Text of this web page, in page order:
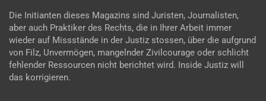
Die Initianten dieses Magazins sind Juristen, Journalisten,
aber auch Praktiker des Rechts, die in Ihrer Arbeit immer
wieder auf Missstände in der Justiz stossen, über die aufgrund
von Filz, Unvermögen, mangelnder Zivilcourage oder schlicht
fehlender Ressourcen nicht berichtet wird. Inside Justiz will
das korrigieren.